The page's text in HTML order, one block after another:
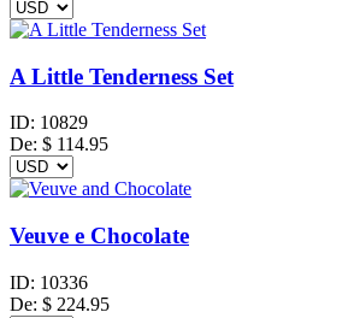
A Little Tenderness Set
ID: 10829
De: $ 114.95
Veuve e Chocolate
ID: 10336
De: $ 224.95